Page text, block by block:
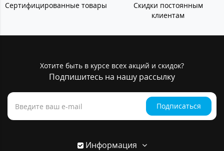
Сертифицированные товары
Скидки постоянным
клиентам
Хотите быть в курсе всех акций и скидок?
Подпишитесь на нашу рассылку
Подписаться
Информация